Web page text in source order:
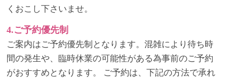
くおこし下さいませ。
4.ご予約優先制
ご案内はご予約優先制となります。混雑により待ち時
間の発生や、臨時休業の可能性がある為事前のご予約
がおすすめとなります。 ご予約は、下記の方法で承れ